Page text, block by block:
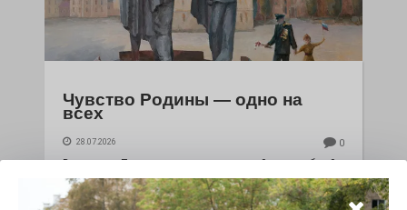
Чувство Родины — одно на
всех
28.07.2026 0
Выставка «Палитра героизма» — новый масштабный
проект, на который электростальцев приглашает к
себе Выставочный зал им. Олега Коняшина.